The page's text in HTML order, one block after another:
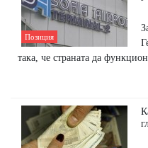
Позиция
така, че страната да